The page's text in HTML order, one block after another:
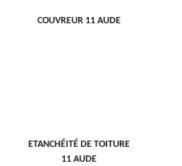
COUVREUR 11 AUDE
ETANCHÉITÉ DE TOITURE
11 AUDE